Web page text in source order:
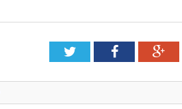
TwitterFacebook